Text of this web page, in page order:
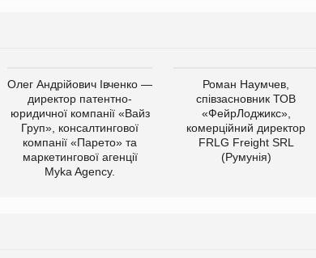
Олег Андрійович Івченко —
директор патентно-
юридичної компанії «Вайз
Груп», консалтингової
компанії «Парето» та
маркетингової агенції
Myka Agency.
Роман Наумчев,
співзасновник ТОВ
«ФейрЛоджикс»,
комерційний директор
FRLG Freight SRL
(Румунія)